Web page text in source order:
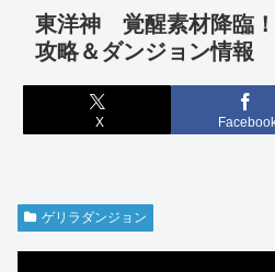
東洋神 覚醒素材降臨
攻略＆ダンジョン情報
X
ゲリラダンジョン